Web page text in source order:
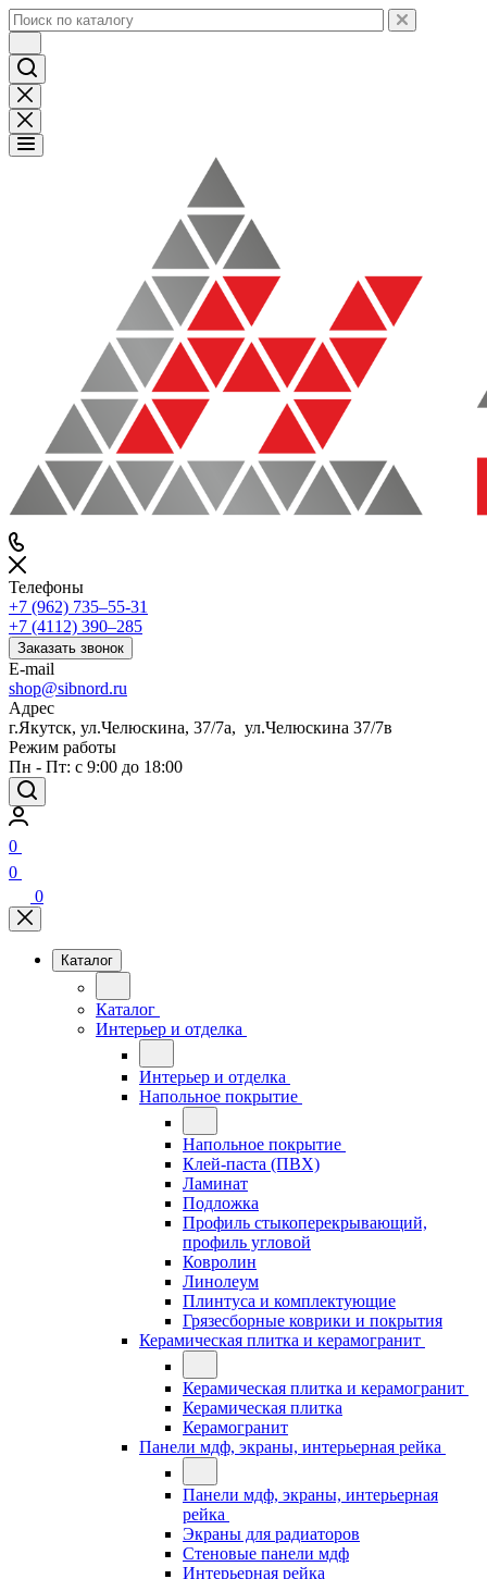
Телефоны
+7 (962) 735‒55-31
+7 (4112) 390‒285
Заказать звонок
E-mail
shop@sibnord.ru
Адрес
​г.Якутск, ул.Челюскина, 37/7а, ул.Челюскина 37/7в
Режим работы
Пн - Пт: с 9:00 до 18:00
0
0
0
Каталог
Каталог
Интерьер и отделка
Интерьер и отделка
Напольное покрытие
Напольное покрытие
Клей-паста (ПВХ)
Ламинат
Подложка
Профиль стыкоперекрывающий,
профиль угловой
Ковролин
Линолеум
Плинтуса и комплектующие
Грязесборные коврики и покрытия
Керамическая плитка и керамогранит
Керамическая плитка и керамогранит
Керамическая плитка
Керамогранит
Панели мдф, экраны, интерьерная рейка
Панели мдф, экраны, интерьерная
рейка
Экраны для радиаторов
Стеновые панели мдф
Интерьерная рейка